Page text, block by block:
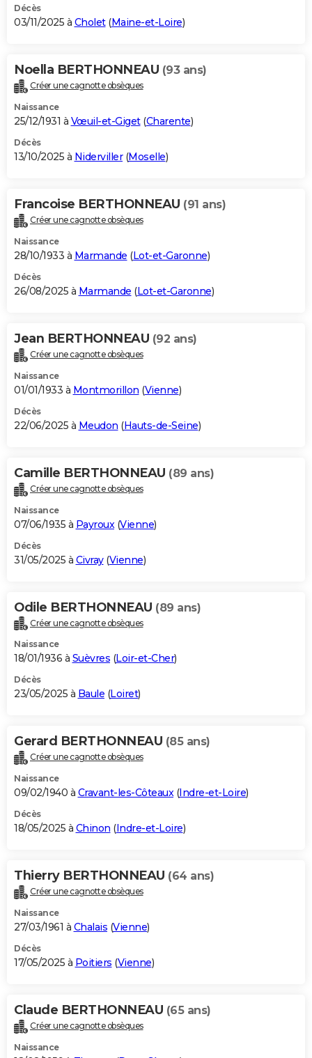
Décès
03/11/2025 à Cholet(Maine-et-Loire)
Noella BERTHONNEAU (93 ans)
Créer une cagnotte obsèques
Naissance
25/12/1931 à Vœuil-et-Giget(Charente)
Décès
13/10/2025 à Niderviller(Moselle)
Francoise BERTHONNEAU (91 ans)
Créer une cagnotte obsèques
Naissance
28/10/1933 à Marmande (Lot-et-Garonne)
Décès
26/08/2025 à Marmande (Lot-et-Garonne)
Jean BERTHONNEAU (92 ans)
Créer une cagnotte obsèques
Naissance
01/01/1933 à Montmorillon (Vienne)
Décès
22/06/2025 à Meudon (Hauts-de-Seine)
Camille BERTHONNEAU (89 ans)
Créer une cagnotte obsèques
Naissance
07/06/1935 à Payroux (Vienne)
Décès
31/05/2025 à Civray(Vienne)
Odile BERTHONNEAU (89 ans)
Créer une cagnotte obsèques
Naissance
18/01/1936 à Suèvres (Loir-et-Cher)
Décès
23/05/2025 à Baule (Loiret)
Gerard BERTHONNEAU (85 ans)
Créer une cagnotte obsèques
Naissance
09/02/1940 à Cravant-les-Côteaux(Indre-et-Loire)
Décès
18/05/2025 à Chinon (Indre-et-Loire)
Thierry BERTHONNEAU (64 ans)
Créer une cagnotte obsèques
Naissance
27/03/1961 à Chalais (Vienne)
Décès
17/05/2025 à Poitiers (Vienne)
Claude BERTHONNEAU (65 ans)
Créer une cagnotte obsèques
Naissance